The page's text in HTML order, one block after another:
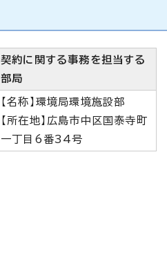
契約に関する事務を担当する
部局
【名称】環境局環境施設部
【所在地】広島市中区国泰寺町
一丁目6番34号